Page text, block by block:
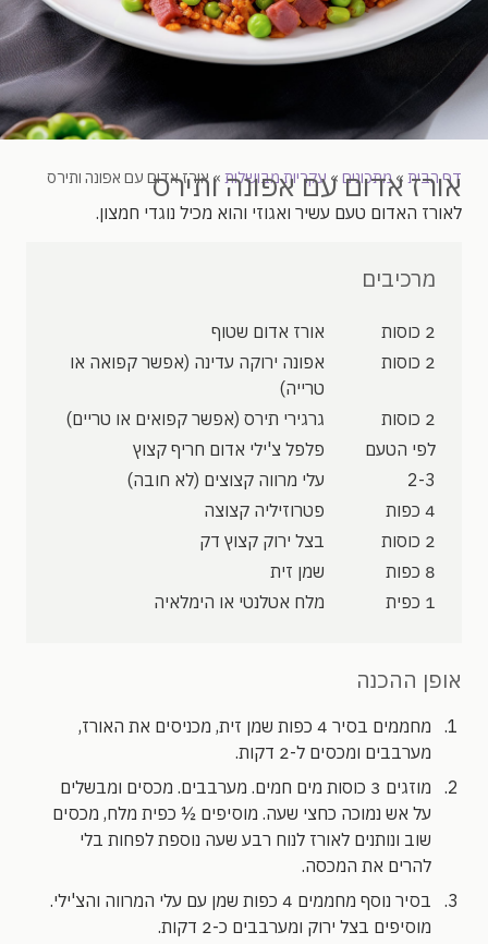
דף הבית »מתכונים » עקריות מבושלות » אורז אדום עם אפונה ותירסאורז אדום עם אפונה ותירס
לאורז האדום טעם עשיר ואגוזי והוא מכיל נוגדי חמצון.
מרכיבים
2 כוסות
אורז אדום שטוף
2 כוסות
אפונה ירוקה עדינה (אפשר קפואה או
טרייה)
2 כוסות
גרגירי תירס (אפשר קפואים או טריים)
לפי הטעם
פלפל צ'ילי אדום חריף קצוץ
2-3
עלי מרווה קצוצים (לא חובה)
4 כפות
פטרוזיליה קצוצה
2 כוסות
בצל ירוק קצוץ דק
8 כפות
שמן זית
1 כפית
מלח אטלנטי או הימלאיה
אופן ההכנה
מחממים בסיר 4 כפות שמן זית, מכניסים את האורז,
מערבבים ומכסים ל-2 דקות.
מוזגים 3 כוסות מים חמים. מערבבים. מכסים ומבשלים
על אש נמוכה כחצי שעה. מוסיפים ½ כפית מלח, מכסים
שוב ונותנים לאורז לנוח רבע שעה נוספת לפחות בלי
להרים את המכסה.
בסיר נוסף מחממים 4 כפות שמן עם עלי המרווה והצ'ילי.
מוסיפים בצל ירוק ומערבבים כ-2 דקות.